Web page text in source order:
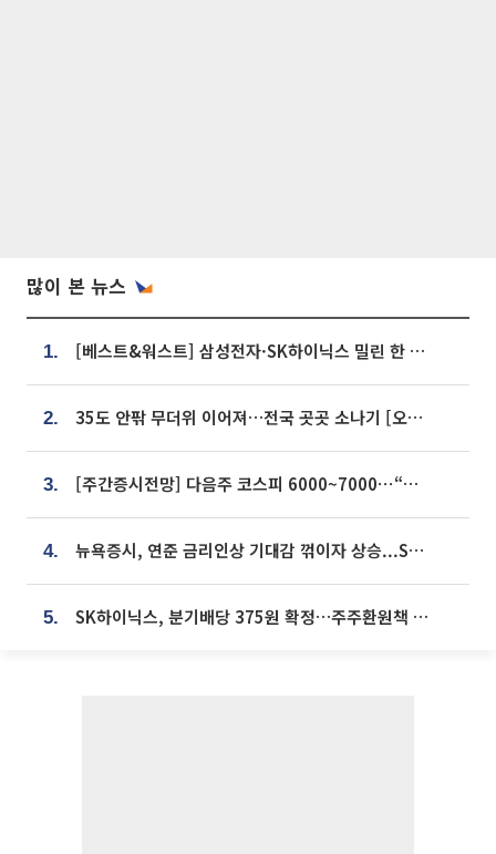
많이 본 뉴스
1. [베스트&워스트] 삼성전자·SK하이닉스 밀린 한 주…상상인증권은 85% 급등
2. 35도 안팎 무더위 이어져…전국 곳곳 소나기 [오늘 날씨]
3. [주간증시전망] 다음주 코스피 6000~7000⋯“外人 수급은 정책이 변수”
4. 뉴욕증시, 연준 금리인상 기대감 꺾이자 상승...S&P500 사상 최고치 [종합]
5. SK하이닉스, 분기배당 375원 확정…주주환원책 9월로 앞당겨 발표